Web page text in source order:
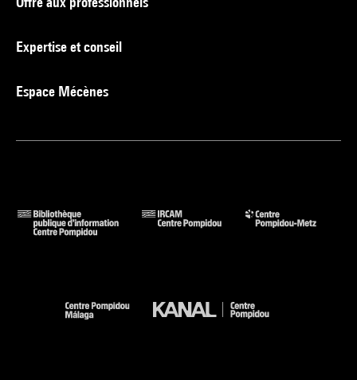
Expertise et conseil
Espace Mécènes